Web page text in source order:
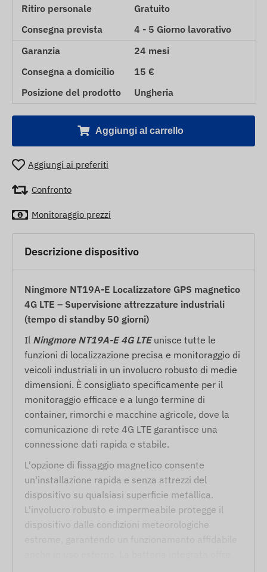
Ritiro personale
Gratuito
Consegna prevista
4 - 5 Giorno lavorativo
Garanzia
24 mesi
Consegna a domicilio
15 €
Posizione del prodotto
Ungheria
Aggiungi al carrello
Aggiungi ai preferiti
Confronto
Monitoraggio prezzi
Descrizione dispositivo
Ningmore NT19A-E Localizzatore GPS magnetico
4G LTE – Supervisione attrezzature industriali
(tempo di standby 50 giorni)
Il Ningmore NT19A-E 4G LTEunisce tutte le
funzioni di localizzazione precisa e monitoraggio di
veicoli industriali in un involucro robusto di medie
dimensioni. È consigliato specificamente per il
monitoraggio efficace e a lungo termine di
container, rimorchi e macchine agricole, dove la
comunicazione di rete 4G LTE garantisce una
connessione dati rapida e stabile.
L'opzione di fissaggio magnetico consente
un'installazione rapida e senza attrezzi del
dispositivo su qualsiasi superficie metallica.
L'involucro robusto e impermeabile protegge il
dispositivo dalle condizioni meteorologiche